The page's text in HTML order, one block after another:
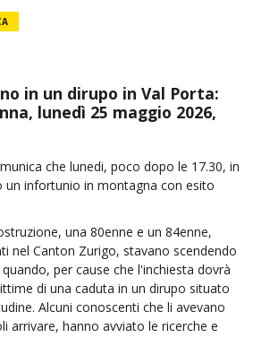
in un dirupo in Val Porta:
lunedì 25 maggio 2026,
che lunedi, poco dopo le 17.30, in
un infortunio in montagna con esito
una 80enne e un 84enne,
nel Canton Zurigo, stavano scendendo
per cause che l'inchiesta dovrà
di una caduta in un dirupo situato
Alcuni conoscenti che li avevano
arrivare, hanno avviato le ricerche e